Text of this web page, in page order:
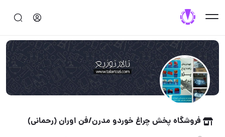
فروشگاه پخش چراغ خوردو مدرن/فن اوران (رحمانی)